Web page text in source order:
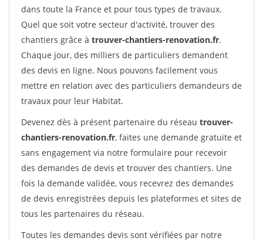
dans toute la France et pour tous types de travaux.
Quel que soit votre secteur d'activité, trouver des
chantiers grâce à trouver-chantiers-renovation.fr.
Chaque jour, des milliers de particuliers demandent
des devis en ligne. Nous pouvons facilement vous
mettre en relation avec des particuliers demandeurs de
travaux pour leur Habitat.
Devenez dès à présent partenaire du réseau trouver-
chantiers-renovation.fr, faites une demande gratuite et
sans engagement via notre formulaire pour recevoir
des demandes de devis et trouver des chantiers. Une
fois la demande validée, vous recevrez des demandes
de devis enregistrées depuis les plateformes et sites de
tous les partenaires du réseau.
Toutes les demandes devis sont vérifiées par notre